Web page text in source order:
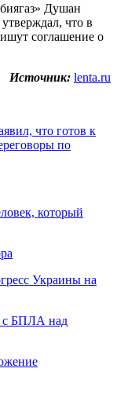
Душан
что в
соглашение о
Источник: lenta.ru
что готов к
по
который
Украины на
с БПЛА над